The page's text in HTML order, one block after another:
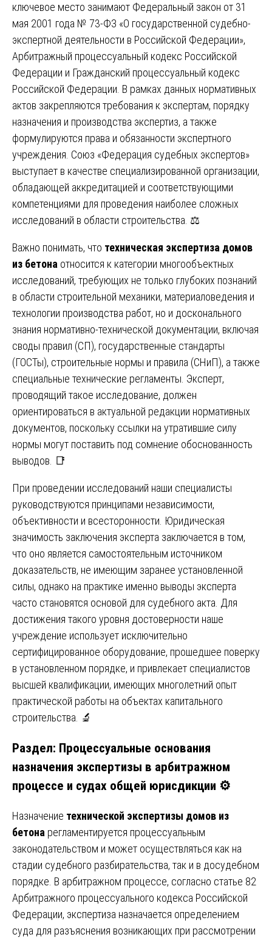
ключевое место занимают Федеральный закон от 31
мая 2001 года № 73-ФЗ «О государственной судебно-
экспертной деятельности в Российской Федерации»,
Арбитражный процессуальный кодекс Российской
Федерации и Гражданский процессуальный кодекс
Российской Федерации. В рамках данных нормативных
актов закрепляются требования к экспертам, порядку
назначения и производства экспертиз, а также
формулируются права и обязанности экспертного
учреждения. Союз «Федерация судебных экспертов»
выступает в качестве специализированной организации,
обладающей аккредитацией и соответствующими
компетенциями для проведения наиболее сложных
исследований в области строительства. ⚖️
Важно понимать, что техническая экспертиза домов
из бетона относится к категории многообъектных
исследований, требующих не только глубоких познаний
в области строительной механики, материаловедения и
технологии производства работ, но и досконального
знания нормативно-технической документации, включая
своды правил (СП), государственные стандарты
(ГОСТы), строительные нормы и правила (СНиП), а также
специальные технические регламенты. Эксперт,
проводящий такое исследование, должен
ориентироваться в актуальной редакции нормативных
документов, поскольку ссылки на утратившие силу
нормы могут поставить под сомнение обоснованность
выводов. 📑
При проведении исследований наши специалисты
руководствуются принципами независимости,
объективности и всесторонности. Юридическая
значимость заключения эксперта заключается в том,
что оно является самостоятельным источником
доказательств, не имеющим заранее установленной
силы, однако на практике именно выводы эксперта
часто становятся основой для судебного акта. Для
достижения такого уровня достоверности наше
учреждение использует исключительно
сертифицированное оборудование, прошедшее поверку
в установленном порядке, и привлекает специалистов
высшей квалификации, имеющих многолетний опыт
практической работы на объектах капитального
строительства. 🔬
Раздел: Процессуальные основания
назначения экспертизы в арбитражном
процессе и судах общей юрисдикции ⚙️
Назначение технической экспертизы домов из
бетона регламентируется процессуальным
законодательством и может осуществляться как на
стадии судебного разбирательства, так и в досудебном
порядке. В арбитражном процессе, согласно статье 82
Арбитражного процессуального кодекса Российской
Федерации, экспертиза назначается определением
суда для разъяснения возникающих при рассмотрении